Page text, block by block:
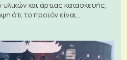
και άρτιας κατασκευής,
ότι το προϊόν είναι